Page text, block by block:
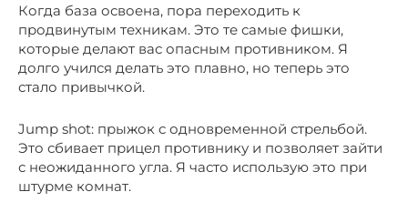
Когда база освоена, пора переходить к
продвинутым техникам. Это те самые фишки,
которые делают вас опасным противником. Я
долго учился делать это плавно, но теперь это
стало привычкой.
Jump shot: прыжок с одновременной стрельбой.
Это сбивает прицел противнику и позволяет зайти
с неожиданного угла. Я часто использую это при
штурме комнат.